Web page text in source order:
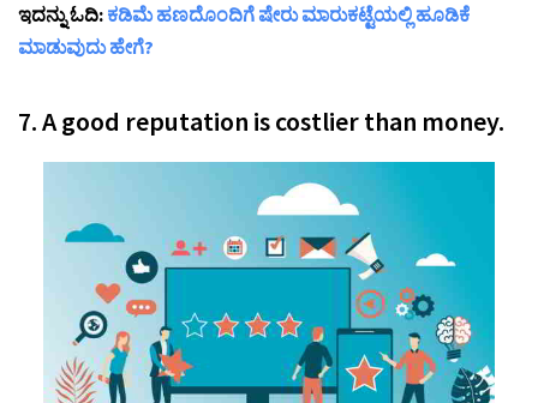
ಇದನ್ನು ಓದಿ: ಕಡಿಮೆ ಹಣದೊಂದಿಗೆ ಷೇರು ಮಾರುಕಟ್ಟೆಯಲ್ಲಿ ಹೂಡಿಕೆ
ಮಾಡುವುದು ಹೇಗೆ?
7. A good reputation is costlier than money.